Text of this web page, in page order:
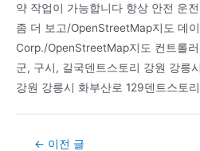
약 작업이 가능합니다 항상 안전 운
좀 더 보고/OpenStreetMap지도 데이
Corp./OpenStreetMap지도 컨트롤
군, 구시, 길국덴트스토리 강원 강릉
강원 강릉시 화부산로 129덴트스토
Post← 이전 글